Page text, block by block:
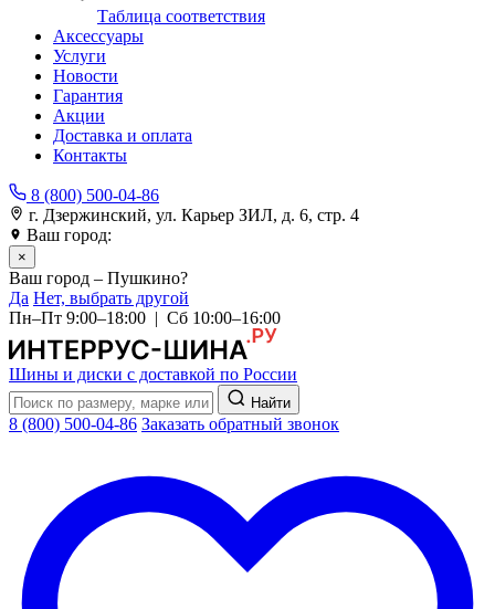
Таблица соответствия
Аксессуары
Услуги
Новости
Гарантия
Акции
Доставка и оплата
Контакты
8 (800) 500-04-86
г. Дзержинский, ул. Карьер ЗИЛ, д. 6, стр. 4
Ваш город:
×
Ваш город – Пушкино?
Да Нет, выбрать другой
Пн–Пт 9:00–18:00 | Сб 10:00–16:00
Шины и диски с доставкой по России
Найти
8 (800) 500-04-86 Заказать обратный звонок